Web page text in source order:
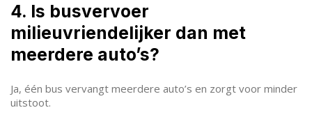
4. Is busvervoer
milieuvriendelijker dan met
meerdere auto’s?
Ja, één bus vervangt meerdere auto’s en zorgt voor minder
uitstoot.